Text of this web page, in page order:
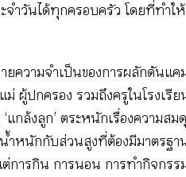
ะจำวันได้ทุกครอบครัว โดยที่ทำ
ยความจำเป็นของการผลักดันแ
ผู้ปกครอง รวมถึงครูในโรงเรี
กล้งลูก’ ตระหนักเรื่องความสม
ำหนักกับส่วนสูงที่ต้องมีมาตรฐ
ต่การกิน การนอน การทำกิจกร